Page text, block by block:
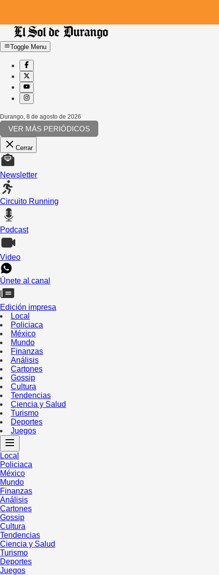
Toggle Menu
Durango 8 de agosto de 2026
VER MÁS PERIÓDICOS
Cerrar
Newsletter
Circuito Running
Podcast
Video
Únete al canal
Edición impresa
Local
Policiaca
México
Mundo
Finanzas
Análisis
Cartones
Gossip
Cultura
Tendencias
Ciencia y Salud
Turismo
Deportes
Juegos
Local
Policiaca
México
Mundo
Finanzas
Análisis
Cartones
Gossip
Cultura
Tendencias
Ciencia y Salud
Turismo
Deportes
Juegos